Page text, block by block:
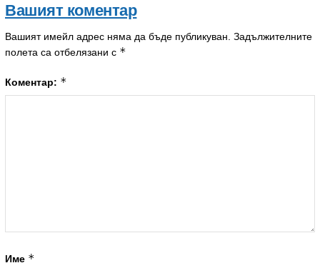
Вашият коментар
Вашият имейл адрес няма да бъде публикуван. Задължителните
полета са отбелязани с *
Коментар: *
Име *